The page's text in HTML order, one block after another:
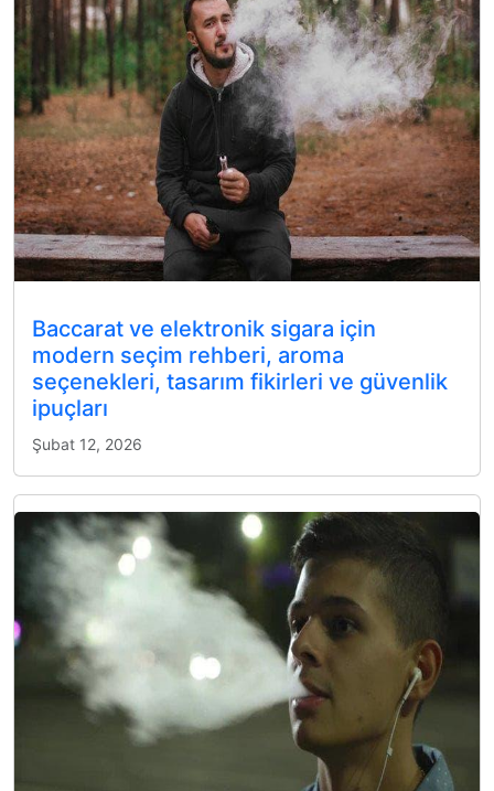
Baccarat ve elektronik sigara için
modern seçim rehberi, aroma
seçenekleri, tasarım fikirleri ve güvenlik
ipuçları
Şubat 12, 2026